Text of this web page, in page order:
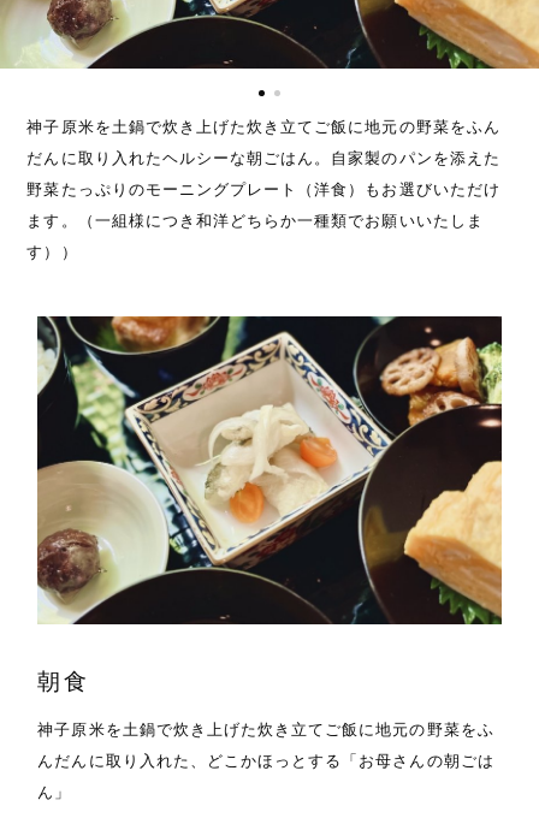
神子原米を土鍋で炊き上げた炊き立てご飯に地元の野菜をふん
だんに取り入れたヘルシーな朝ごはん。自家製のパンを添えた
野菜たっぷりのモーニングプレート（洋食）もお選びいただけ
ます。（一組様につき和洋どちらか一種類でお願いいたしま
す））
朝食
神子原米を土鍋で炊き上げた炊き立てご飯に地元の野菜をふ
んだんに取り入れた、どこかほっとする「お母さんの朝ごは
ん」